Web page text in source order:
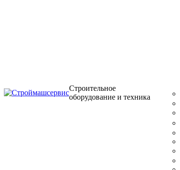
Строительное
оборудование и техника